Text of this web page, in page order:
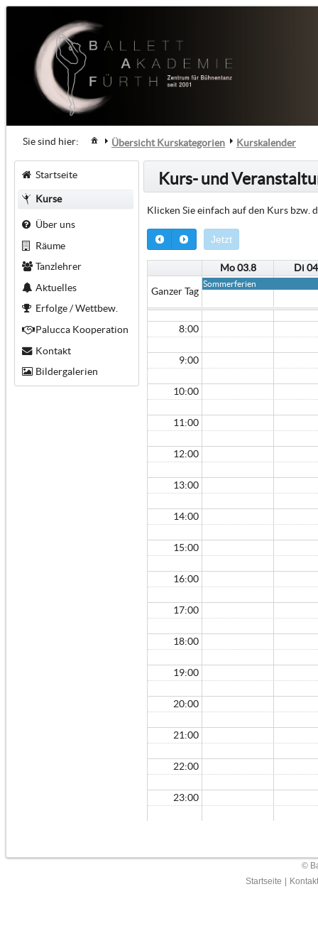
Sie sind hier: Übersicht Kurskategorien Kurskalender
Startseite
Kurse
Über uns
Räume
Tanzlehrer
Aktuelles
Erfolge / Wettbew.
Palucca Kooperation
Kontakt
Bildergalerien
Kurs- und
Klicken Sie einfach auf den Kurs bzw.
Jetzt
Mo 03.8 Di
Ganzer Tag
Sommerferien
0:00
2:00
5:00
7:00
8:00
9:00
10:00
11:00
12:00
13:00
14:00
15:00
16:00
17:00
18:00
19:00
20:00
21:00
22:00
23:00
©
Startseite
Kontakt